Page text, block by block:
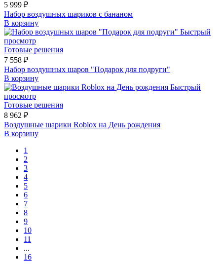
5 999 ₽
Набор воздушных шариков с бананом
В корзину
Быстрый
просмотр
Готовые решения
7 558 ₽
Набор воздушных шаров "Подарок для подруги"
В корзину
Быстрый
просмотр
Готовые решения
8 962 ₽
Воздушные шарики Roblox на День рождения
В корзину
1
2
3
4
5
6
7
8
9
10
11
...
16